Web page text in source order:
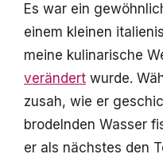
Es war ein
einem kleinen
meine kulinarische
verändert wurde.
zusah, wie er
brodelnden Wasser
er als nächstes den